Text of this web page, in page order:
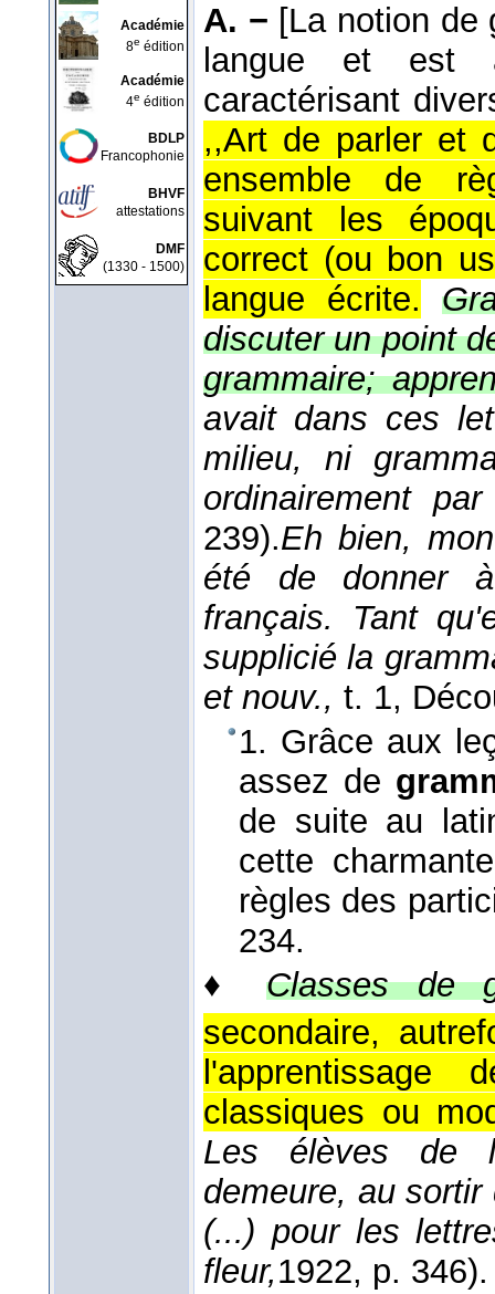
Académie
8e édition
Académie
4e édition
BDLP
Francophonie
BHVF
attestations
DMF
(1330 - 1500)
A. − [La notion de
langue et est
caractérisant
,,Art de parler et
ensemble de
suivant les
correct (ou bon
langue écrite.
discuter un point
grammaire;
avait dans ces
milieu, ni
ordinairement
239).Eh bien,
été de donner
français. Tant
supplicié la
et nouv., t. 1,
1. Grâce aux
assez de
de suite au
cette
règles des
234.
♦Classes de
secondaire,
l'apprentissage
classiques ou
Les élèves de
demeure, au
(...) pour les
fleur,1922, p. 346).